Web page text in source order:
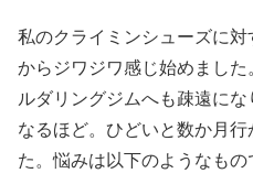
私のクライミンシューズに
からジワジワ感じ始めまし
ルダリングジムへも疎遠に
なるほど。ひどいと数か月
た。悩みは以下のようなもの